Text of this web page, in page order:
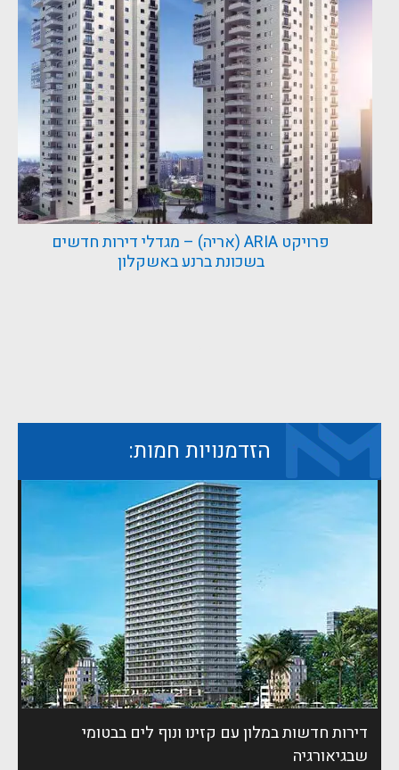
פרויקט ARIA (אריה) – מגדלי דירות חדשים
בשכונת ברנע באשקלון
הזדמנויות חמות:
דירות חדשות במלון עם קזינו ונוף לים בבטומי
שבגיאורגיה